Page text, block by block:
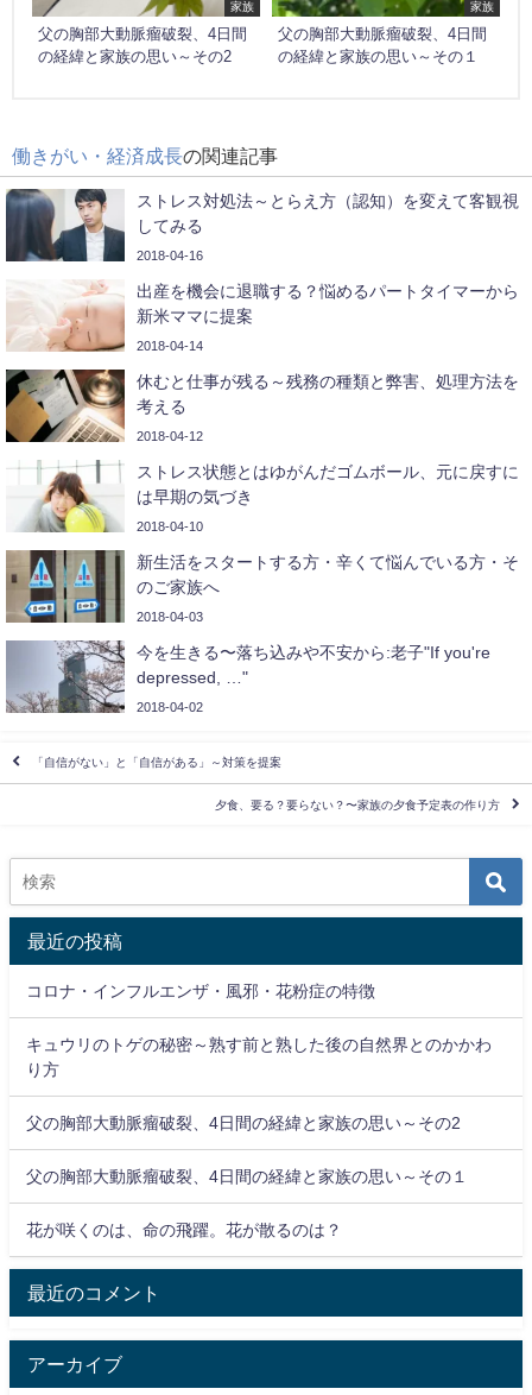
家族
父の胸部大動脈瘤破裂、4日間
の経緯と家族の思い～その2
家族
父の胸部大動脈瘤破裂、4日間
の経緯と家族の思い～その１
働きがい・経済成長の関連記事
ストレス対処法～とらえ方（認知）を変えて客観視
してみる
2018-04-16
出産を機会に退職する？悩めるパートタイマーから
新米ママに提案
2018-04-14
休むと仕事が残る～残務の種類と弊害、処理方法を
考える
2018-04-12
ストレス状態とはゆがんだゴムボール、元に戻すに
は早期の気づき
2018-04-10
新生活をスタートする方・辛くて悩んでいる方・そ
のご家族へ
2018-04-03
今を生きる〜落ち込みや不安から:老子"If you're
depressed, …"
2018-04-02
「自信がない」と「自信がある」～対策を提案
夕食、要る？要らない？〜家族の夕食予定表の作り方
最近の投稿
コロナ・インフルエンザ・風邪・花粉症の特徴
キュウリのトゲの秘密～熟す前と熟した後の自然界とのかかわ
り方
父の胸部大動脈瘤破裂、4日間の経緯と家族の思い～その2
父の胸部大動脈瘤破裂、4日間の経緯と家族の思い～その１
花が咲くのは、命の飛躍。花が散るのは？
最近のコメント
アーカイブ